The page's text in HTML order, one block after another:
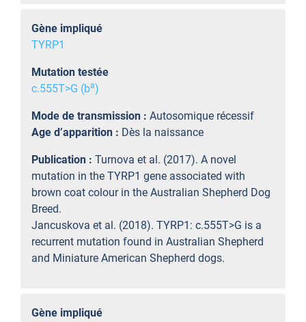
Gène impliqué
TYRP1
Mutation testée
c.555T>G (ba)
Mode de transmission : Autosomique récessif
Age d’apparition : Dès la naissance
Publication : Turnova et al. (2017). A novel
mutation in the TYRP1 gene associated with
brown coat colour in the Australian Shepherd Dog
Breed.
Jancuskova et al. (2018). TYRP1: c.555T>G is a
recurrent mutation found in Australian Shepherd
and Miniature American Shepherd dogs.
Gène impliqué